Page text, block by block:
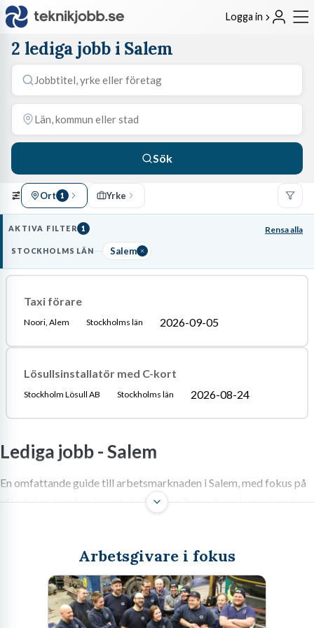
Logga in
2 lediga jobb i Salem
Sök
Ort 1 Yrke
AKTIVA FILTER 1 Rensa alla
STOCKHOLMS LÄN Salem
Taxi förare
Noori, Alem Stockholms län 2026-09-05
Lösullsinstallatör med C-kort
Stockholm Lösull AB Stockholms län 2026-08-24
Lediga jobb -Salem
En omfattande guide till arbetsmarknaden i Salem, med fokus på
efterfrågade yrken inom teknik, ingenjörsverksamhet och andra
Salem, den naturnära kommunen i sydvästra Stockholm, har under
Arbetsgivare i fokus